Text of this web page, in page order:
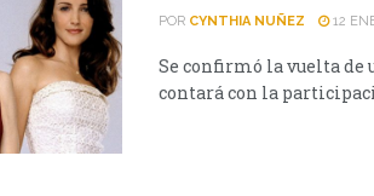
POR CYNTHIA NUÑEZ 12
Se confirmó la vuelta de
contará con la